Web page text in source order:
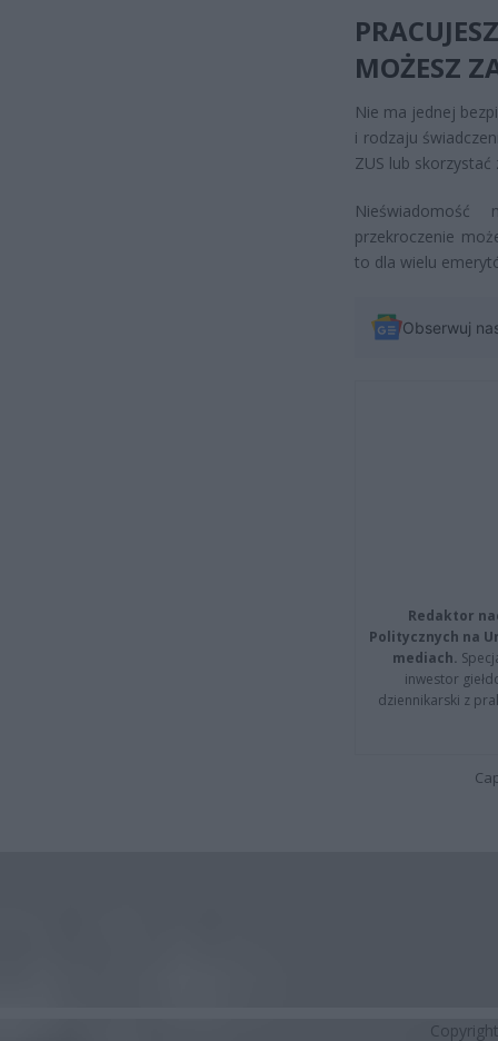
MOŻESZ
Nie ma jednej
i rodzaju
ZUS lub
przekroczenie
to dla wielu
Obserwuj
Redaktor
Politycznych na
mediach.
inwestor
dziennikarski z